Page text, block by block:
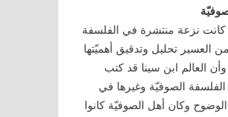
كانت نزعة منتشرة في الفلسفة
العسير تحليل وتدقيق أهميّتها
وأن العالم ابن سينا قد كتب
الفلسفة الصوفيّة وغيرها في
الوضوح وكان أهل الصوفيّة كانوا